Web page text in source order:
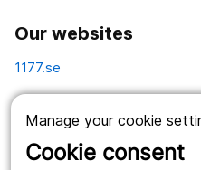
Manage your cookie
Cookie consent
Our websites
1177.se
Vårdgivare